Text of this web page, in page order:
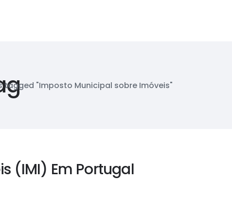
tagged "Imposto Municipal sobre Imóveis"
(IMI) Em Portugal